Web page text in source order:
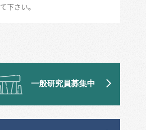
て下さい。
一般研究員募集中